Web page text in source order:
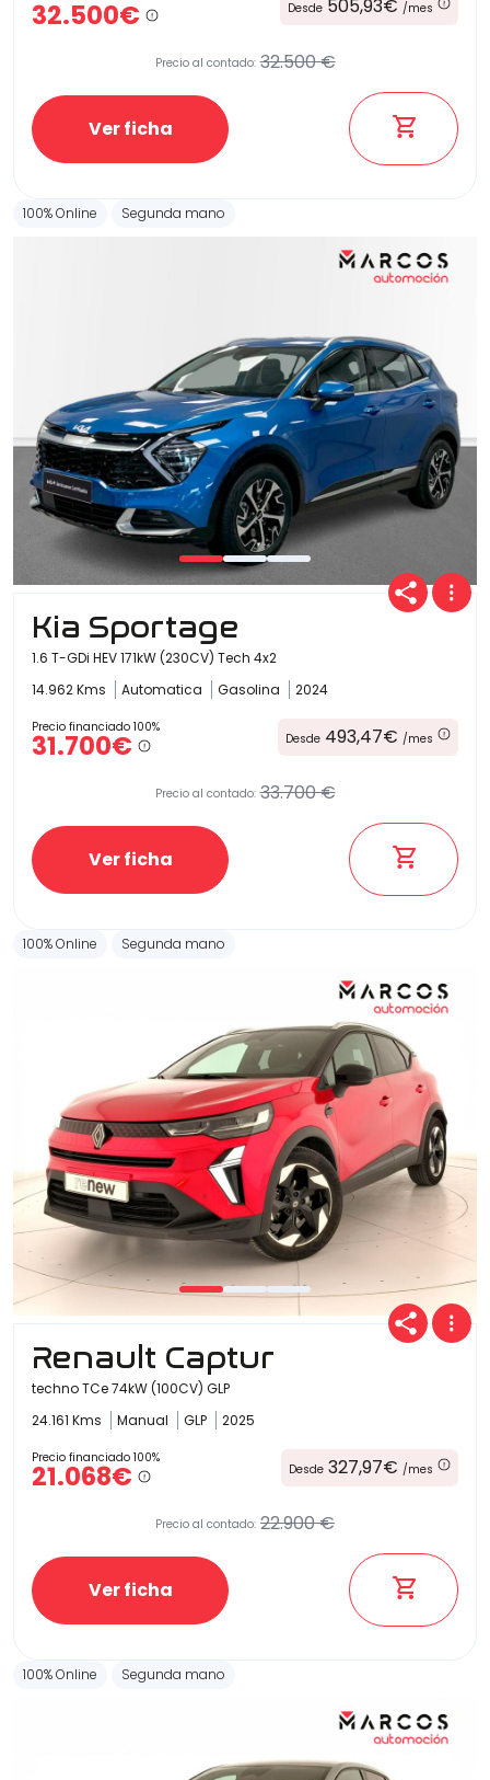
32.500€ Desde 505,93€ /mes
Precio al contado: 32.500 €
Ver ficha
100% Online Segunda mano
Kia Sportage
1.6 T-GDi HEV 171kW (230CV) Tech 4x2
14.962 Kms
Automatica Gasolina 2024
Precio financiado 100%
31.700€ Desde 493,47€ /mes
Precio al contado: 33.700 €
Ver ficha
100% Online Segunda mano
Renault Captur
techno TCe 74kW (100CV) GLP
24.161 Kms
Manual GLP 2025
Precio financiado 100%
21.068€ Desde 327,97€ /mes
Precio al contado: 22.900 €
Ver ficha
100% Online Segunda mano